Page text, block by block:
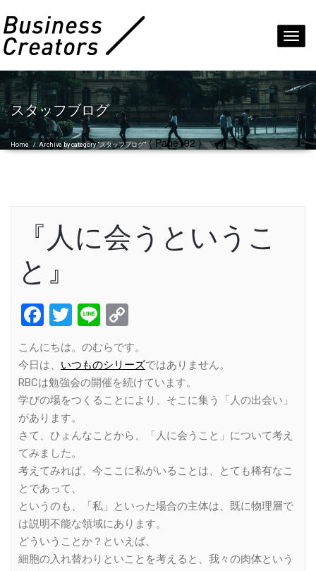
スタッフブログ
Home /Archive by category "スタッフブログ"( Page192 )
『人に会うというこ
と』
Facebook
Twitter
Line
Link
こんにちは。のむらです。
今日は、 いつものシリーズではありません。
RBCは勉強会の開催を続けています。
学びの場をつくることにより、そこに集う「人の出会い」
があります。
さて、ひょんなことから、「人に会うこと」について考え
てみました。
考えてみれば、今ここに私がいることは、とても稀有なこ
とであって、
というのも、「私」といった場合の主体は、既に物理層で
は説明不能な領域にあります。
どういうことか？といえば、
細胞の入れ替わりといことを考えると、我々の肉体という